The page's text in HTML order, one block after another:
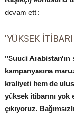
devam etti:
'YÜKSEK
"Suudi Arabistan'ın
kampanyasına
kraliyeti hem de
yüksek itibarını yok
çıkıyoruz.